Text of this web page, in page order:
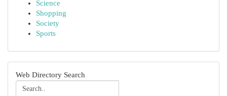
Science
Shopping
Society
Sports
Web Directory Search